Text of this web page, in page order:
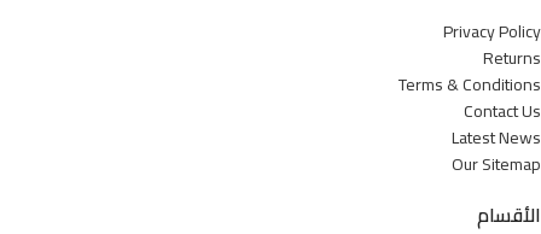
Privacy Policy
Returns
Terms & Conditions
Contact Us
Latest News
Our Sitemap
الأقسام